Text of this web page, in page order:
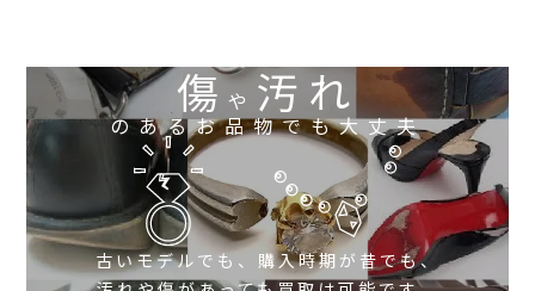
傷や 汚れ
のあるお品物でも大丈夫
古いモデルでも、購入時期が昔でも、